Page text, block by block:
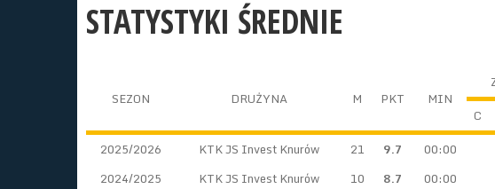
STATYSTYKI ŚREDNIE
SEZON DRUŻYNA M PKT MIN
C
2025/2026
KTK JS Invest Knurów 21 9.7 00:00
2024/2025
KTK JS Invest Knurów 10 8.7 00:00